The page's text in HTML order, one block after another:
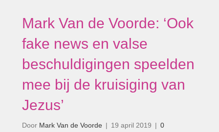
Mark Van de Voorde: ‘Ook
fake news en valse
beschuldigingen speelden
mee bij de kruisiging van
Jezus’
Door Mark Van de Voorde | 19 april 2019 | 0